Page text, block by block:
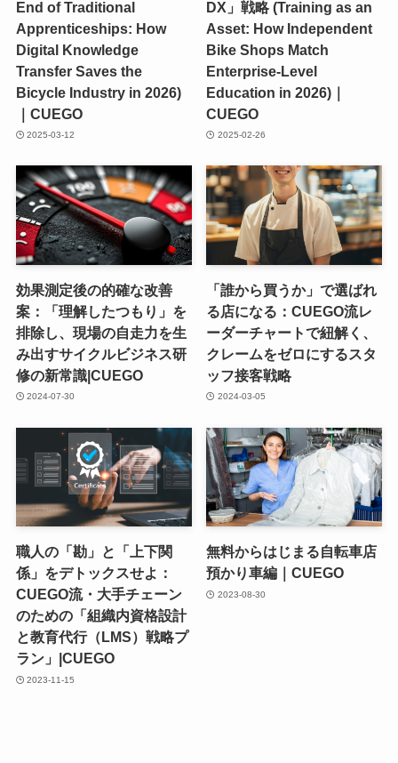
End of Traditional
Apprenticeships: How
Digital Knowledge
Transfer Saves the
Bicycle Industry in 2026)
｜CUEGO
2025-03-12
DX」戦略 (Training as an
Asset: How Independent
Bike Shops Match
Enterprise-Level
Education in 2026)｜
CUEGO
2025-02-26
効果測定後の的確な改善
案：「理解したつもり」を
排除し、現場の自走力を生
み出すサイクルビジネス研
修の新常識|CUEGO
2024-07-30
「誰から買うか」で選ばれ
る店になる：CUEGO流レ
ーダーチャートで紐解く、
クレームをゼロにするスタ
ッフ接客戦略
2024-03-05
職人の「勘」と「上下関
係」をデトックスせよ：
CUEGO流・大手チェーン
のための「組織内資格設計
と教育代行（LMS）戦略プ
ラン」|CUEGO
2023-11-15
無料からはじまる自転車店
預かり車編｜CUEGO
2023-08-30